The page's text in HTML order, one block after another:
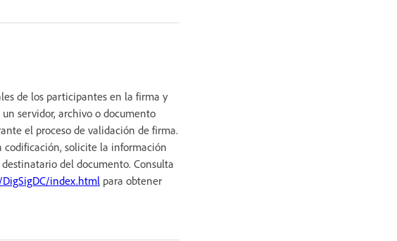
de los participantes en la firma y
servidor, archivo o documento
el proceso de validación de firma.
solicite la información
del documento. Consulta
index.html para obtener